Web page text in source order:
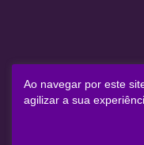
Ao navegar por este
agilizar a sua